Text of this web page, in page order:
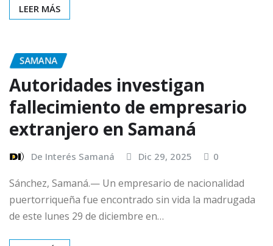
LEER MÁS
SAMANA
Autoridades investigan
fallecimiento de empresario
extranjero en Samaná
De Interés Samaná Dic 29, 2025 0
Sánchez, Samaná.— Un empresario de nacionalidad
puertorriqueña fue encontrado sin vida la madrugada
de este lunes 29 de diciembre en…